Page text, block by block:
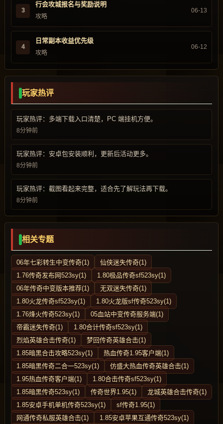
3
行会攻城报名与奖励说明
攻略
06-13
4
日常副本收益优先级
攻略
06-12
玩家热评
玩家热评：多端下载入口清楚，PC 端挂机方便。
8分钟前
玩家热评：安卓包安装顺利，更新后活动更多。
8分钟前
玩家热评：截图看起来完整，适合先了解玩法再下载。
8分钟前
相关专题
06年七彩转生中变传奇(1)
仙侠迷失传奇(1)
1.76传奇发布网523sy(1)
1.80极品传奇sf523sy(1)
06年传奇中变版本推荐(1)
无双迷失传奇(1)
1.80火龙传奇sf523sy(1)
1.80火龙版sf传奇523sy(1)
1.76烽火传奇523sy(1)
05血站中变传奇服务端(1)
帝霸迷失传奇(1)
1.80合计传奇sf523sy(1)
烈焰英雄合击传奇(1)
梦回传奇英雄合击(1)
1.85暗黑合击攻略523sy(1)
热血传奇1.95客户端(1)
1.85暗黑传奇二合一523sy(1)
仿盛大热血传奇英雄合击(1)
1.95热血传奇客户端(1)
1.80合击传奇sf523sy(1)
1.85暗黑传奇523sy(1)
传奇世界1.95(1)
龙城英雄合击传奇(1)
1.85安卓手机单机传奇523sy(1)
sf传奇1.95(1)
网通传奇私服英雄合击(1)
1.85安卓苹果互通传奇523sy(1)